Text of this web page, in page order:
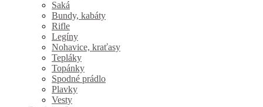
Saká
Bundy, kabáty
Rifle
Legíny
Nohavice, kraťasy
Tepláky
Topánky
Spodné prádlo
Plavky
Vesty